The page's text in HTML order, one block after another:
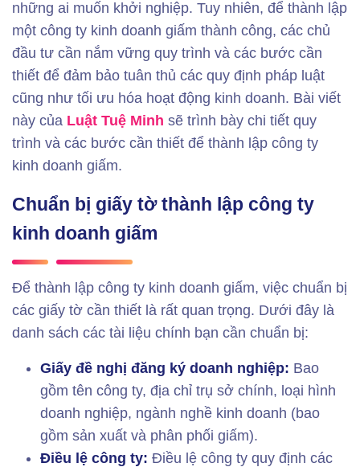
những ai muốn khởi nghiệp. Tuy nhiên, để thành lập
một công ty kinh doanh giấm thành công, các chủ
đầu tư cần nắm vững quy trình và các bước cần
thiết để đảm bảo tuân thủ các quy định pháp luật
cũng như tối ưu hóa hoạt động kinh doanh. Bài viết
này của Luật Tuệ Minh sẽ trình bày chi tiết quy
trình và các bước cần thiết để thành lập công ty
kinh doanh giấm.
Chuẩn bị giấy tờ thành lập công ty
kinh doanh giấm
Để thành lập công ty kinh doanh giấm, việc chuẩn bị
các giấy tờ cần thiết là rất quan trọng. Dưới đây là
danh sách các tài liệu chính bạn cần chuẩn bị:
Giấy đề nghị đăng ký doanh nghiệp: Bao
gồm tên công ty, địa chỉ trụ sở chính, loại hình
doanh nghiệp, ngành nghề kinh doanh (bao
gồm sản xuất và phân phối giấm).
Điều lệ công ty: Điều lệ công ty quy định các